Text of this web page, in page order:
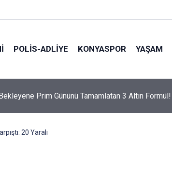
POLİS-ADLİYE KONYASPOR YAŞAM
Prim Gününü Tamamlatan 3 Altın Formül!
20 Yaralı